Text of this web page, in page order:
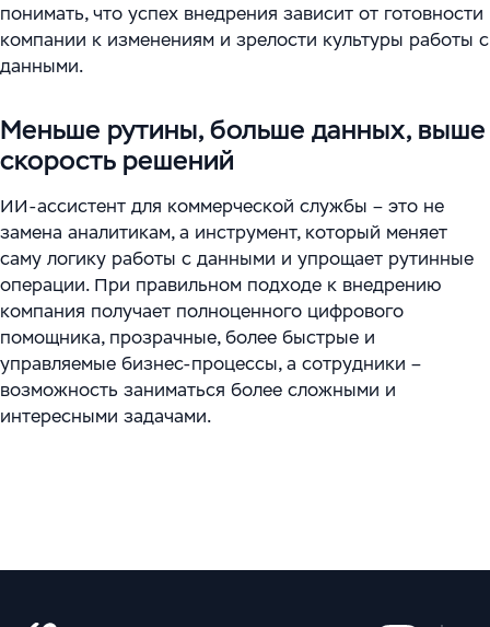
понимать, что успех внедрения зависит от готовности
компании к изменениям и зрелости культуры работы с
данными.
Меньше рутины, больше данных, выше
скорость решений
ИИ-ассистент для коммерческой службы – это не
замена аналитикам, а инструмент, который меняет
саму логику работы с данными и упрощает рутинные
операции. При правильном подходе к внедрению
компания получает полноценного цифрового
помощника, прозрачные, более быстрые и
управляемые бизнес-процессы, а сотрудники –
возможность заниматься более сложными и
интересными задачами.